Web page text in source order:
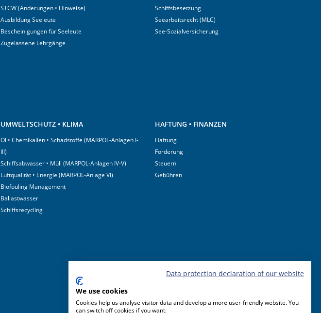
STCW (Änderungen • Hinweise)
Ausbildung Seeleute
Bescheinigungen für Seeleute
Zugelassene Lehrgänge
Schiffsbesetzung
Seearbeitsrecht (MLC)
See-Sozialversicherung
UMWELTSCHUTZ • KLIMA
Öl • Chemikalien • Schadstoffe (MARPOL-Anlagen I-
III)
Schiffsabwasser • Müll (MARPOL-Anlagen IV-V)
Luftqualität • Energie (MARPOL-Anlage VI)
Biofouling Management
Ballastwasser
Schiffsrecycling
HAFTUNG • FINANZEN
Haftung
Förderung
Steuern
Gebühren
Data protection declaration of our website
We use cookies
Cookies help us analyse visitor data and develop a more user-friendly website. You
can switch off cookies if you want.